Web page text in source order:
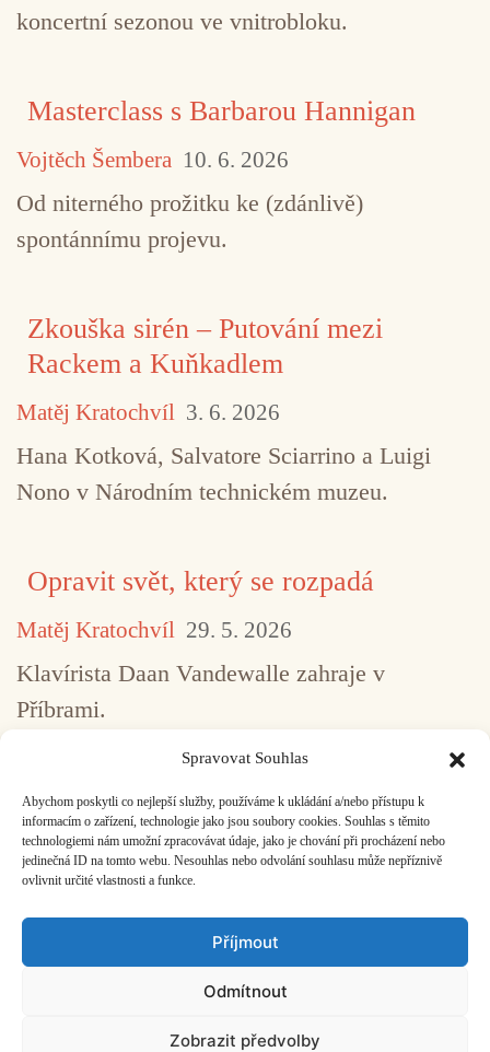
Spravovat Souhlas
Abychom poskytli co nejlepší služby, používáme k ukládání a/nebo přístupu k
informacím o zařízení, technologie jako jsou soubory cookies. Souhlas s těmito
technologiemi nám umožní zpracovávat údaje, jako je chování při procházení nebo
jedinečná ID na tomto webu. Nesouhlas nebo odvolání souhlasu může nepříznivě
ovlivnit určité vlastnosti a funkce.
Příjmout
Odmítnout
Zobrazit předvolby
koncertní sezonou ve vnitrobloku.
Masterclass s Barbarou Hannigan
Vojtěch Šembera 10. 6. 2026
Od niterného prožitku ke (zdánlivě)
spontánnímu projevu.
Zkouška sirén – Putování mezi
Rackem a Kuňkadlem
Matěj Kratochvíl 3. 6. 2026
Hana Kotková, Salvatore Sciarrino a Luigi
Nono v Národním technickém muzeu.
Opravit svět, který se rozpadá
Matěj Kratochvíl 29. 5. 2026
Klavírista Daan Vandewalle zahraje v
Příbrami.
1 2 3 4 5 ... 517